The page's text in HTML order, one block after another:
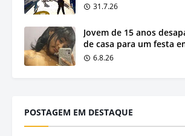
31.7.26
Jovem de 15 anos
de casa para um festa
6.8.26
POSTAGEM EM DESTAQUE